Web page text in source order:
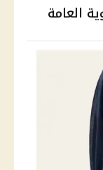
بالثانوية العامة